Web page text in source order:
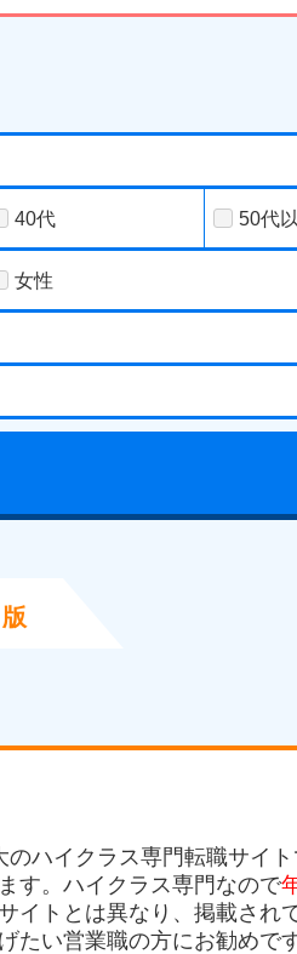
40代 50代
女性
ハイクラス専門転職サイ
す。ハイクラス専門なので
イトとは異なり、掲載され
たい営業職の方にお勧めで